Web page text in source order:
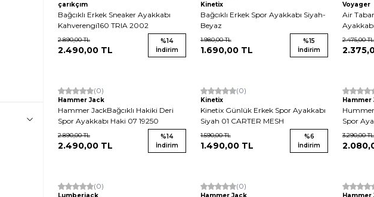
çarıkçım
Bağcıklı Erkek Sneaker Ayakkabı
Kahverengi160 TRIA 2002
2.890,00TL
2.490,00 TL
%14
İndirim
Kinetix
Bağcıklı Erkek Spor Ayakkabı Siyah-
Beyaz
1.980,00TL
1.690,00TL
%15
İndirim
Voyager
Air
2.475,00TL
(0)
Hammer Jack
Hammer JackBağcıklı Hakiki Deri
Spor Ayakkabı Haki 07 19250
2.890,00TL
2.490,00 TL
%14
İndirim
Yeni (0)
Kinetix
Kinetix Günlük Erkek Spor Ayakkabı
Siyah 01 CARTER MESH
1.590,00TL
1.490,00TL
%6
İndirim
Yeni
Hammer
Hummer
Spor
3.290,00TL
(0) (0)